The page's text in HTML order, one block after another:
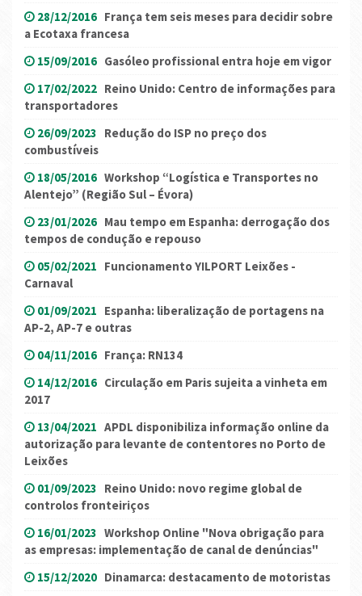
28/12/2016 França tem seis meses para decidir sobre
a Ecotaxa francesa
15/09/2016 Gasóleo profissional entra hoje em vigor
17/02/2022 Reino Unido: Centro de informações para
transportadores
26/09/2023 Redução do ISP no preço dos
combustíveis
18/05/2016 Workshop “Logística e Transportes no
Alentejo” (Região Sul – Évora)
23/01/2026 Mau tempo em Espanha: derrogação dos
tempos de condução e repouso
05/02/2021 Funcionamento YILPORT Leixões -
Carnaval
01/09/2021 Espanha: liberalização de portagens na
AP-2, AP-7 e outras
04/11/2016 França: RN134
14/12/2016 Circulação em Paris sujeita a vinheta em
2017
13/04/2021 APDL disponibiliza informação online da
autorização para levante de contentores no Porto de
Leixões
01/09/2023 Reino Unido: novo regime global de
controlos fronteiriços
16/01/2023 Workshop Online "Nova obrigação para
as empresas: implementação de canal de denúncias"
15/12/2020 Dinamarca: destacamento de motoristas